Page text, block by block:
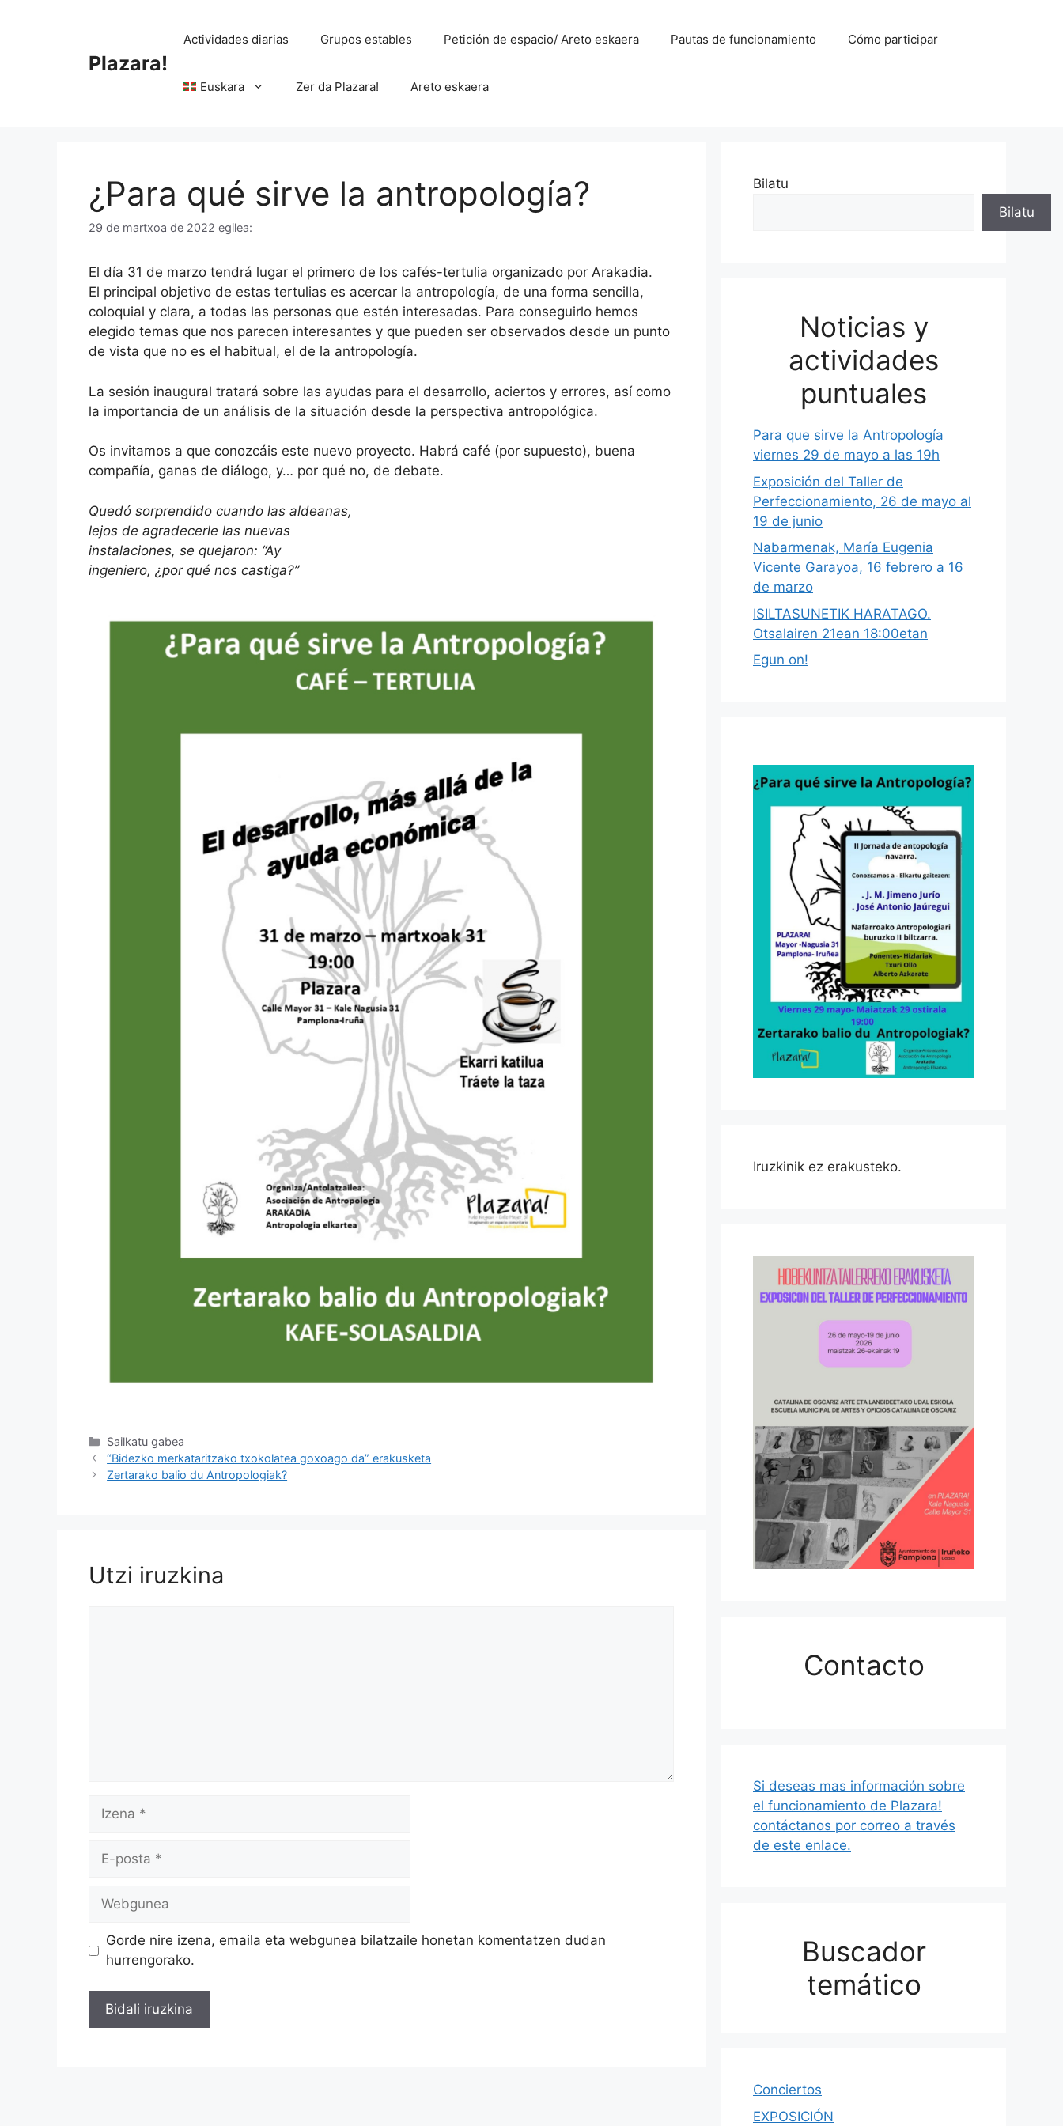
Plazara!
Actividades diarias Grupos estables Petición de espacio/ Areto eskaera Pautas de funcionamiento Cómo participar
Euskara Zer da Plazara! Areto eskaera
¿Para qué sirve la antropología?
29 de martxoa de 2022 egilea:
El día 31 de marzo tendrá lugar el primero de los cafés-tertulia organizado por Arakadia.
El principal objetivo de estas tertulias es acercar la antropología, de una forma sencilla,
coloquial y clara, a todas las personas que estén interesadas. Para conseguirlo hemos
elegido temas que nos parecen interesantes y que pueden ser observados desde un punto
de vista que no es el habitual, el de la antropología.
La sesión inaugural tratará sobre las ayudas para el desarrollo, aciertos y errores, así como
la importancia de un análisis de la situación desde la perspectiva antropológica.
Os invitamos a que conozcáis este nuevo proyecto. Habrá café (por supuesto), buena
compañía, ganas de diálogo, y… por qué no, de debate.
Quedó sorprendido cuando las aldeanas,
lejos de agradecerle las nuevas
instalaciones, se quejaron: “Ay
ingeniero, ¿por qué nos castiga?”
Kategoriak
Sailkatu gabea
“Bidezko merkataritzako txokolatea goxoago da” erakusketa
Zertarako balio du Antropologiak?
Utzi iruzkina
Izena
posta
Webgunea
Gorde nire izena, emaila eta webgunea bilatzaile honetan komentatzen dudan
hurrengorako.
Bilatu
Bilatu
Noticias y
actividades
puntuales
Para que sirve la Antropología
viernes 29 de mayo a las 19h
Exposición del Taller de
Perfeccionamiento, 26 de mayo al
19 de junio
Nabarmenak, María Eugenia
Vicente Garayoa, 16 febrero a 16
de marzo
ISILTASUNETIK HARATAGO.
Otsalairen 21ean 18:00etan
Egun on!
Iruzkinik ez erakusteko.
Contacto
Si deseas mas información sobre
el funcionamiento de Plazara!
contáctanos por correo a través
de este enlace.
Buscador
temático
Conciertos
EXPOSICIÓN